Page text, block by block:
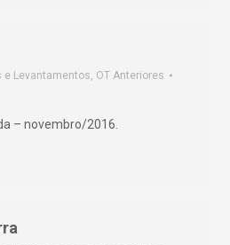
e Levantamentos, OT Anteriores
– novembro/2016.